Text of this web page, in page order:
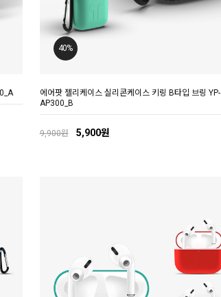
40%
에어팟 젤리케이스 실리콘케이스 키링 B타입 브링 YP-
AP300_B
9,900원 5,900원